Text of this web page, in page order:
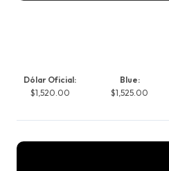
Dólar Oficial:
$1,520.00
Blue:
$1,525.00